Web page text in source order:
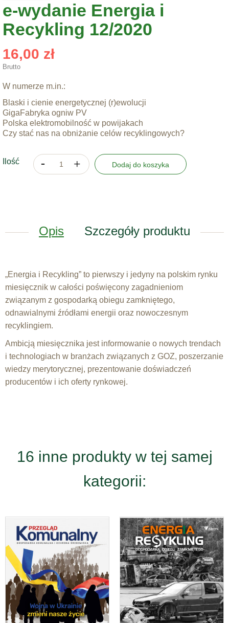
e-wydanie Energia i
Recykling 12/2020
16,00 zł
Brutto
W numerze m.in.:
Blaski i cienie energetycznej (r)ewolucji
GigaFabryka ogniw PV
Polska elektromobilność w powijakach
Czy stać nas na obniżanie celów recyklingowych?
Ilość Dodaj do koszyka
Opis Szczegóły produktu
„Energia i Recykling” to pierwszy i jedyny na polskim rynku
miesięcznik w całości poświęcony zagadnieniom
związanym z gospodarką obiegu zamkniętego,
odnawialnymi źródłami energii oraz nowoczesnym
recyklingiem.
Ambicją miesięcznika jest informowanie o nowych trendach
i technologiach w branżach związanych z GOZ, poszerzanie
wiedzy merytorycznej, prezentowanie doświadczeń
producentów i ich oferty rynkowej.
16 inne produkty w tej samej
kategorii: